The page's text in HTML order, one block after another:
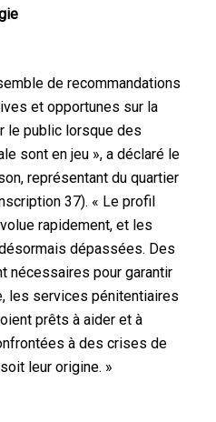
de recommandations
et opportunes sur la
le public lorsque des
sont en jeu », a déclaré le
représentant du quartier
37). « Le profil
rapidement, et les
dépassées. Des
nécessaires pour garantir
les services pénitentiaires
prêts à aider et à
à des crises de
leur origine. »